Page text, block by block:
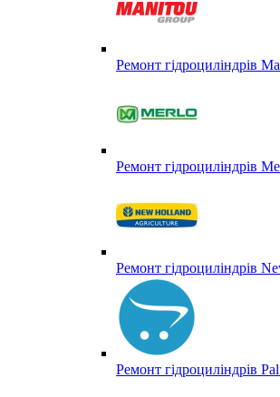
Ремонт гідроциліндрів
Ремонт гідроциліндрів
Ремонт гідроциліндрів
Ремонт гідроциліндрів